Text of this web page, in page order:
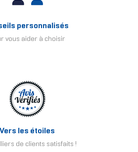
personnalisés
vous aider à choisir
Vers les étoiles
de clients satisfaits !